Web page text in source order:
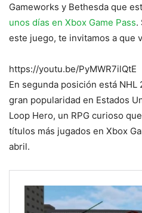
Gameworks y Bethesda que
unos días en Xbox Game Pass.
este juego, te invitamos a que
https://youtu.be/PyMWR7ilQtE
En segunda posición está
gran popularidad en Estados
Loop Hero, un RPG curioso
títulos más jugados en Xbox
abril.